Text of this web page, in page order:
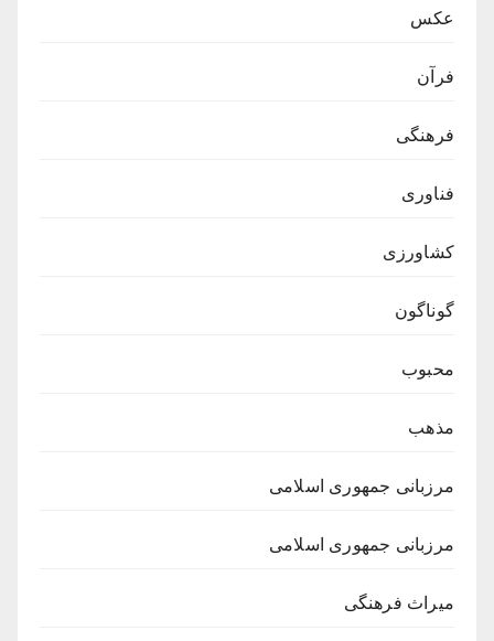
عکس
فرآن
فرهنگی
فناوری
کشاورزی
گوناگون
محبوب
مذهب
مرزبانی جمهوری اسلامی
مرزبانی جمهوری اسلامی
میراث فرهنگی